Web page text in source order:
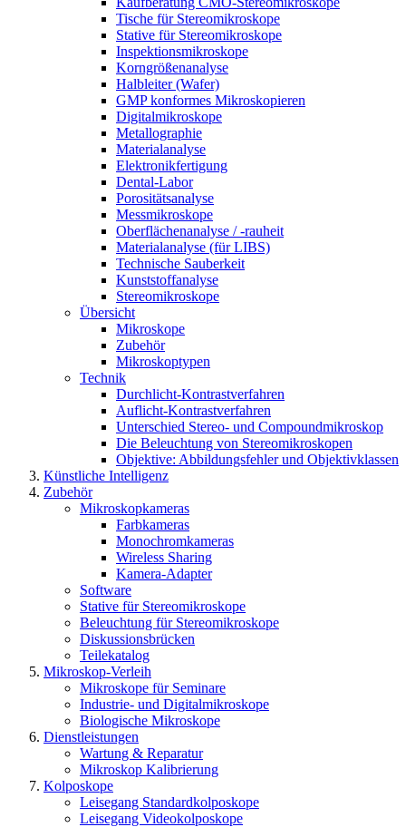
Tische für Stereomikroskope
Stative für Stereomikroskope
Inspektionsmikroskope
Korngrößenanalyse
Halbleiter (Wafer)
GMP konformes Mikroskopieren
Digitalmikroskope
Metallographie
Materialanalyse
Elektronikfertigung
Dental-Labor
Porositätsanalyse
Messmikroskope
Oberflächenanalyse / -rauheit
Materialanalyse (für LIBS)
Technische Sauberkeit
Kunststoffanalyse
Stereomikroskope
Übersicht
Mikroskope
Zubehör
Mikroskoptypen
Technik
Durchlicht-Kontrastverfahren
Auflicht-Kontrastverfahren
Unterschied Stereo- und Compoundmikroskop
Die Beleuchtung von Stereomikroskopen
Objektive: Abbildungsfehler und Objektivklassen
Künstliche Intelligenz
Zubehör
Mikroskopkameras
Farbkameras
Monochromkameras
Wireless Sharing
Kamera-Adapter
Software
Stative für Stereomikroskope
Beleuchtung für Stereomikroskope
Diskussionsbrücken
Teilekatalog
Mikroskop-Verleih
Mikroskope für Seminare
Industrie- und Digitalmikroskope
Biologische Mikroskope
Dienstleistungen
Wartung & Reparatur
Mikroskop Kalibrierung
Kolposkope
Leisegang Standardkolposkope
Leisegang Videokolposkope